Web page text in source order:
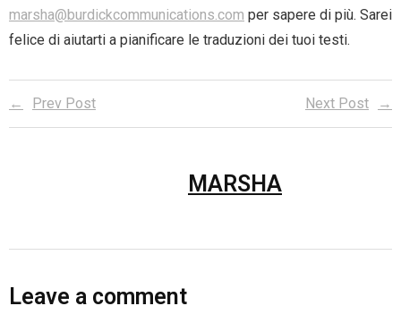
marsha@burdickcommunications.com per sapere di più. Sarei
felice di aiutarti a pianificare le traduzioni dei tuoi testi.
Prev Post Next Post
MARSHA
Leave a comment